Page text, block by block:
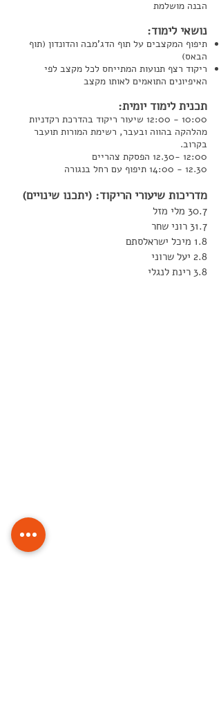
הבנה מושלמת
נושאי לימוד:
תיפוף המקצבים על תוף הדג'מבה והדונדון (תוף
הבאס)
ריקוד רצף תנועות המתייחס לכל מקצב לפי
האיפיונים התואמים לאותו מקצב
תכנית לימוד יומית:
10:00 - 12:00 שיעור ריקוד בהדרכת רקדניות
מהלהקה בהווה ובעבר, רשימת המורות תועבר
בקרוב.
12:00 -12.30 הפסקת צהריים
12.30 - 14:00 תיפוף עם רחל בנגורה
מדריכות שיעורי הריקוד: (יתכנו שינויים)
30.7 מלי מזל
31.7 רוני שחר
1.8 מיכל ישראלסתם
2.8 יעל שרוני
3.8 רינת לנגלי